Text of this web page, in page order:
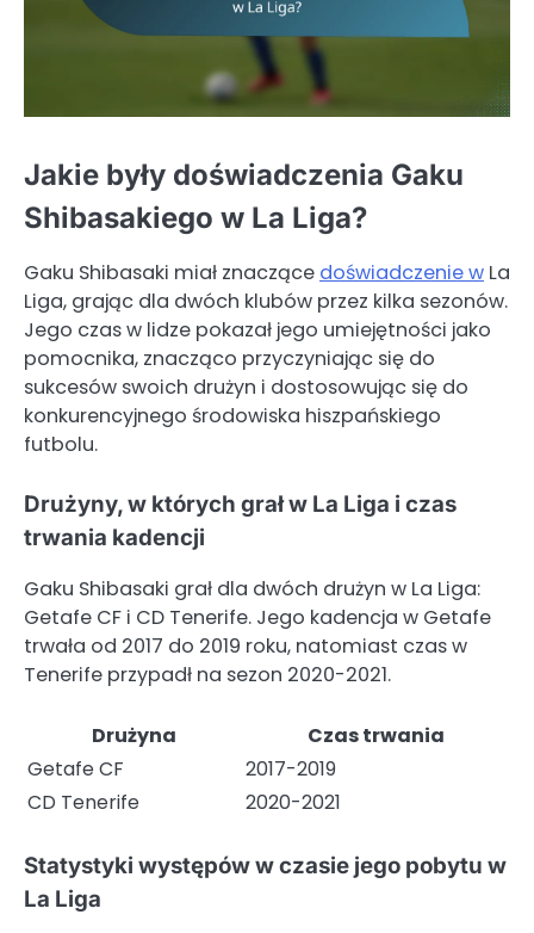
Jakie były doświadczenia Gaku
Shibasakiego w La Liga?
Gaku Shibasaki miał znaczące doświadczenie w La
Liga, grając dla dwóch klubów przez kilka sezonów.
Jego czas w lidze pokazał jego umiejętności jako
pomocnika, znacząco przyczyniając się do
sukcesów swoich drużyn i dostosowując się do
konkurencyjnego środowiska hiszpańskiego
futbolu.
Drużyny, w których grał w La Liga i czas
trwania kadencji
Gaku Shibasaki grał dla dwóch drużyn w La Liga:
Getafe CF i CD Tenerife. Jego kadencja w Getafe
trwała od 2017 do 2019 roku, natomiast czas w
Tenerife przypadł na sezon 2020-2021.
Drużyna
Czas trwania
Getafe CF
2017-2019
CD Tenerife
2020-2021
Statystyki występów w czasie jego pobytu w
La Liga